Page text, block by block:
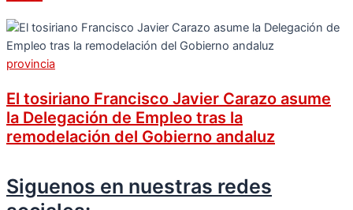
provincia
El tosiriano Francisco Javier Carazo asume
la Delegación de Empleo tras la
remodelación del Gobierno andaluz
Siguenos en nuestras redes